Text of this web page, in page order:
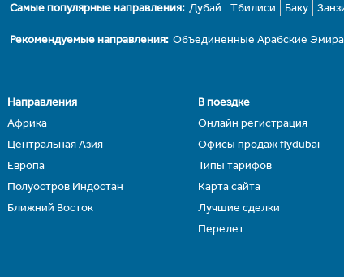
Самые популярные направления: Дубай Тбилиси Баку
Рекомендуемые направления: Объединенные Арабские
Направления
Африка
Центральная Азия
Европа
Полуостров Индостан
Ближний Восток
В поездке
Онлайн регистрация
Офисы продаж flydubai
Типы тарифов
Карта сайта
Лучшие сделки
Перелет